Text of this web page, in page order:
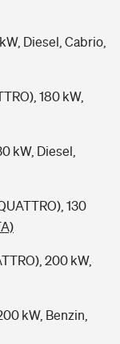
Diesel, Cabrio,
180 kW,
kW, Diesel,
130
200 kW,
kW, Benzin,